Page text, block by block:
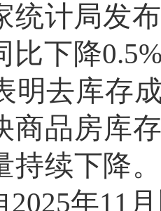
统计局发
比下降
明去库存
商品房库
持续下降
2025年11